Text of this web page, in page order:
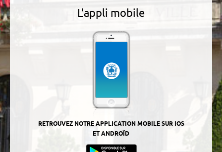
L'appli mobile
RETROUVEZ NOTRE APPLICATION MOBILE SUR IOS
ET ANDROÏD